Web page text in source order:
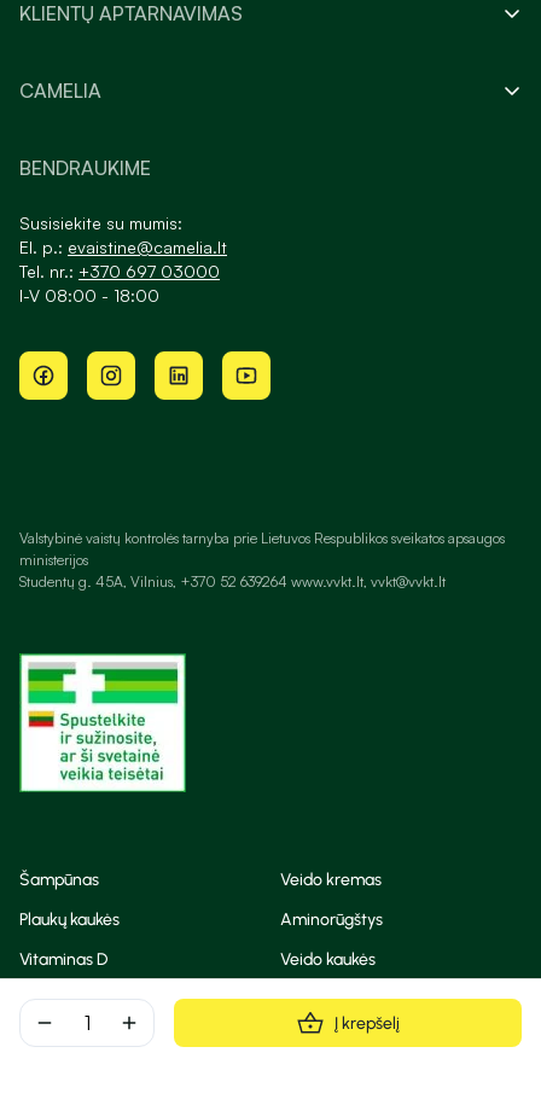
remove add Į krepšelį
KLIENTŲ APTARNAVIMAS
CAMELIA
BENDRAUKIME
Susisiekite su mumis:
El. p.: evaistine@camelia.lt
Tel. nr.: +370 697 03000
I-V 08:00 - 18:00
Valstybinė vaistų kontrolės tarnyba prie Lietuvos Respublikos sveikatos apsaugos
ministerijos
Studentų g. 45A, Vilnius, +370 52 639264 www.vvkt.lt, vvkt@vvkt.lt
Šampūnas
Veido kremas
Plaukų kaukės
Aminorūgštys
Vitaminas D
Veido kaukės
Korėjietiška kosmetika
Eteriniai aliejai
Dezodorantas
BB ir CC kremas